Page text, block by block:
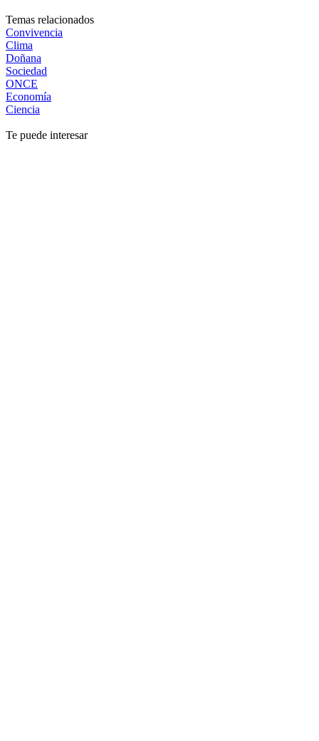
Temas relacionados
Convivencia
Clima
Doñana
Sociedad
ONCE
Economía
Ciencia
Te puede interesar